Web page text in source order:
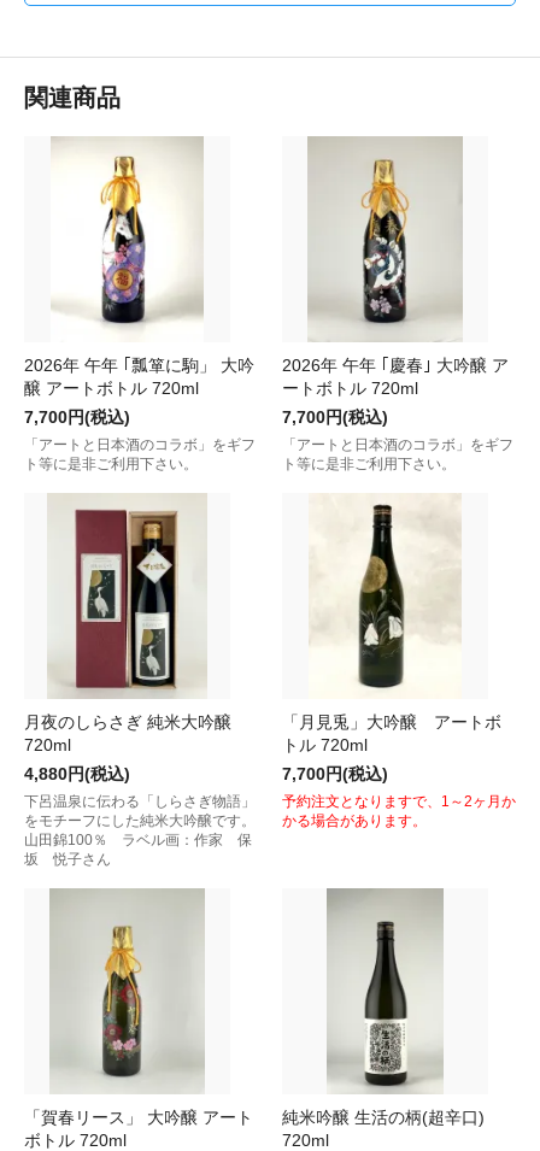
関連商品
2026年 午年 ｢瓢箪に駒」 大吟
醸 アートボトル 720ml
7,700円(税込)
「アートと日本酒のコラボ」をギフ
ト等に是非ご利用下さい。
2026年 午年 ｢慶春｣ 大吟醸 ア
ートボトル 720ml
7,700円(税込)
「アートと日本酒のコラボ」をギフ
ト等に是非ご利用下さい。
月夜のしらさぎ 純米大吟醸
720ml
4,880円(税込)
下呂温泉に伝わる「しらさぎ物語」
をモチーフにした純米大吟醸です。
山田錦100％ ラベル画：作家 保
坂 悦子さん
「月見兎」大吟醸 アートボ
トル 720ml
7,700円(税込)
予約注文となりますで、1～2ヶ月か
かる場合があります。
「賀春リース」 大吟醸 アート
ボトル 720ml
純米吟醸 生活の柄(超辛口)
720ml